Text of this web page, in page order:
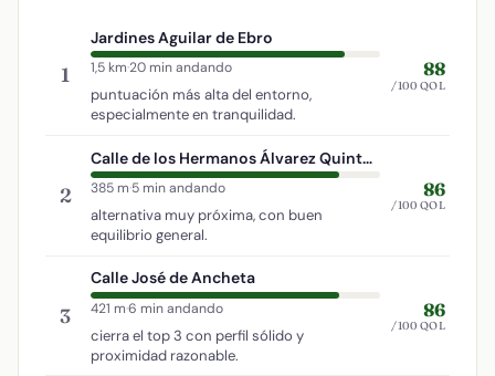
1
Jardines Aguilar de Ebro
1,5 km·20 min andando
puntuación más alta del entorno,
especialmente en tranquilidad.
88
/100 QOL
2
Calle de los Hermanos Álvarez Quintero
385 m·5 min andando
alternativa muy próxima, con buen
equilibrio general.
86
/100 QOL
3
Calle José de Ancheta
421 m·6 min andando
cierra el top 3 con perfil sólido y
proximidad razonable.
86
/100 QOL